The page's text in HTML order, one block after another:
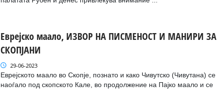
Еврејско маало, ИЗВОР НА ПИСМЕНОСТ И МАНИРИ ЗА
СКОПЈАНИ
29-06-2023
Еврејското маало во Скопје, познато и како Чивутско (Чивутана) се
наоѓало под скопското Кале, во продолжение на Пајко маало и се